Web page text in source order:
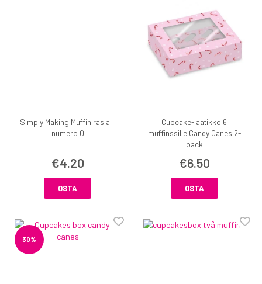
Simply Making Muffinirasia –
numero 0
€4.20
OSTA
Cupcake-laatikko 6
muffinssille Candy Canes 2-
pack
€6.50
OSTA
30%